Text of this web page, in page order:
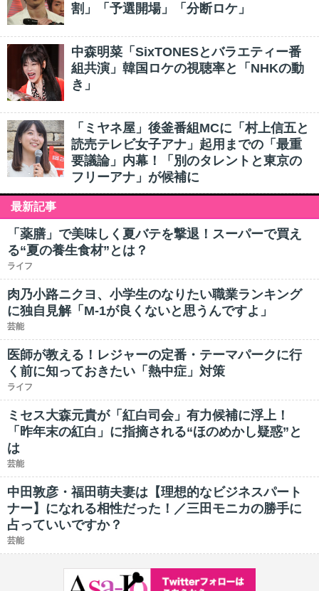
割」「予選開場」「分断ロケ」
中森明菜「SixTONESとバラエティー番
組共演」韓国ロケの視聴率と「NHKの動
き」
「ミヤネ屋」後釜番組MCに「村上信五と
読売テレビ女子アナ」起用までの「最重
要議論」内幕！「別のタレントと東京の
フリーアナ」が候補に
最新記事
「薬膳」で美味しく夏バテを撃退！スーパーで買え
る“夏の養生食材”とは？
ライフ
肉乃小路ニクヨ、小学生のなりたい職業ランキング
に独自見解「M-1が良くないと思うんですよ」
芸能
医師が教える！レジャーの定番・テーマパークに行
く前に知っておきたい「熱中症」対策
ライフ
ミセス大森元貴が「紅白司会」有力候補に浮上！
「昨年末の紅白」に指摘される“ほのめかし疑惑”と
は
芸能
中田敦彦・福田萌夫妻は【理想的なビジネスパート
ナー】になれる相性だった！／三田モニカの勝手に
占っていいですか？
芸能